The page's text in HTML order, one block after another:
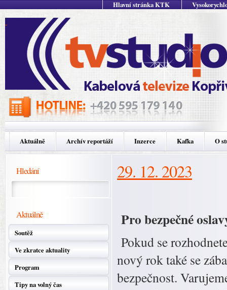
Hlavní stránka KTK
Aktuálně Archív reportáží Inzerce Kafka O
Hledání
Aktuálně
Soutěž
Ve zkratce aktuality
Program
Tipy na volný čas
29. 12. 2023
Pro bezpečné
Pokud se
nový rok také se
bezpečnost.